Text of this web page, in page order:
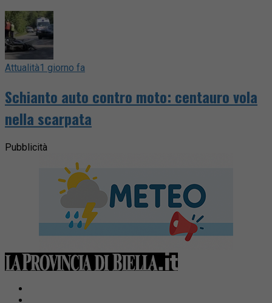
Attualità1 giorno fa
Schianto auto contro moto: centauro vola
nella scarpata
Pubblicità